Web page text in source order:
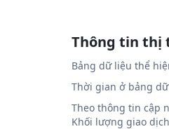
Thông tin thị
Bảng dữ liệu thể
Thời gian ở bảng
Theo thông tin cập
Khối lượng giao